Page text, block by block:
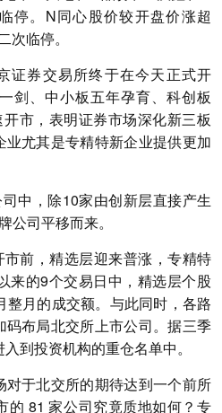
停。N同心股价较开盘价涨超
临停。
证券交易所终于在今天正式开
剑、中小板五年孕育、科创板
市，表明证券市场深化新三板
尤其是专精特新企业提供更加
中，除10家由创新层直接产生
公司平移而来。
前，精选层迎来普涨，专精特
来的9个交易日中，精选层个股
整月的成交额。与此同时，各路
布局北交所上市公司。据三季
到投资机构的重仓名单中。
于北交所的期待达到一个前所
的 81 家公司究竟质地如何？专